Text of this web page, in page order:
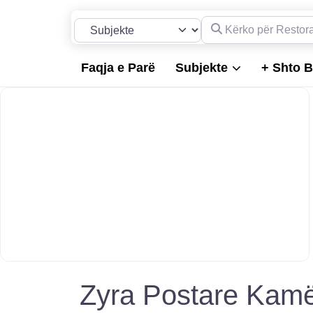
Përzgjidh llojin e kërkimitKërko për Restorante,
Faqja e Parë Subjekte + Shto
Zyra Postare